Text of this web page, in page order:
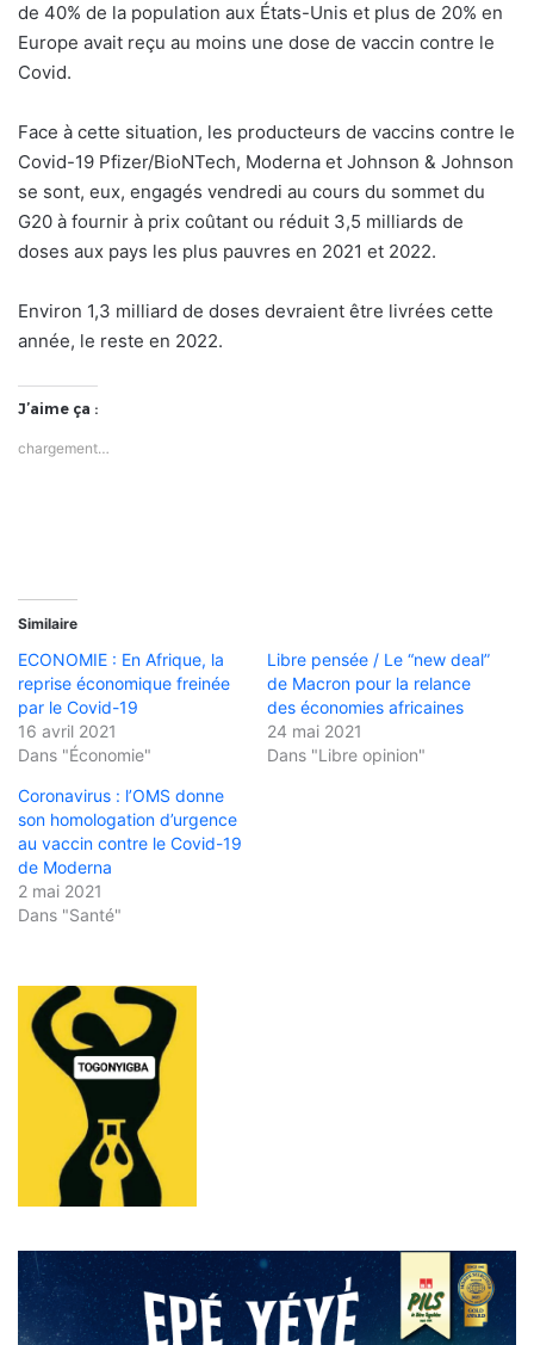
de 40% de la population aux États-Unis et plus de 20% en
Europe avait reçu au moins une dose de vaccin contre le
Covid.
Face à cette situation, les producteurs de vaccins contre le
Covid-19 Pfizer/BioNTech, Moderna et Johnson & Johnson
se sont, eux, engagés vendredi au cours du sommet du
G20 à fournir à prix coûtant ou réduit 3,5 milliards de
doses aux pays les plus pauvres en 2021 et 2022.
Environ 1,3 milliard de doses devraient être livrées cette
année, le reste en 2022.
J’aime ça :
chargement…
Similaire
ECONOMIE : En Afrique, la
reprise économique freinée
par le Covid-19
16 avril 2021
Dans "Économie"
Libre pensée / Le “new deal”
de Macron pour la relance
des économies africaines
24 mai 2021
Dans "Libre opinion"
Coronavirus : l’OMS donne
son homologation d’urgence
au vaccin contre le Covid-19
de Moderna
2 mai 2021
Dans "Santé"